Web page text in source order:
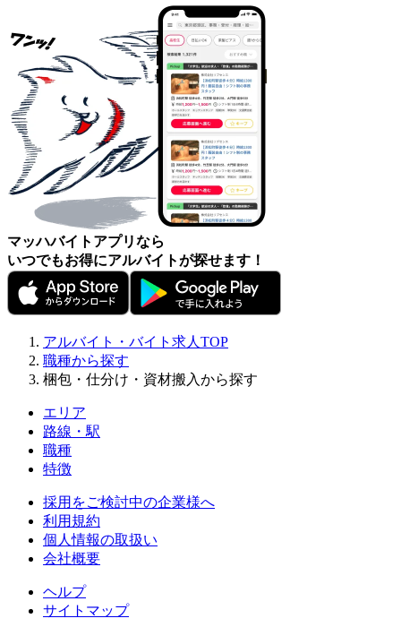
マッハバイトアプリなら
いつでもお得にアルバイトが探せます！
アルバイト・バイト求人TOP
職種から探す
梱包・仕分け・資材搬入から探す
エリア
路線・駅
職種
特徴
採用をご検討中の企業様へ
利用規約
個人情報の取扱い
会社概要
ヘルプ
サイトマップ